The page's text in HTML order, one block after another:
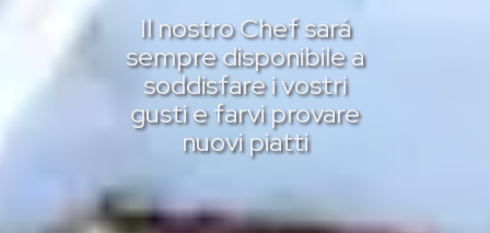
Il nostro Chef sará
sempre disponibile a
soddisfare i vostri
gusti e farvi provare
nuovi piatti